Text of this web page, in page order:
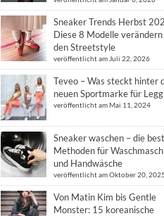
Sneaker Trends Herbst
Diese 8 Modelle
den Streetstyle
veröffentlicht am Juli 22, 2026
Teveo – Was steckt hinter
neuen Sportmarke für
veröffentlicht am Mai 11, 2024
Sneaker waschen – die
Methoden für
und Handwäsche
veröffentlicht am Oktober 20, 2025
Von Matin Kim bis Gentle
Monster: 15 koreanische